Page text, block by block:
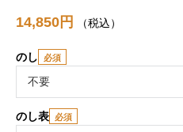
14,850 税込
のし
のし表